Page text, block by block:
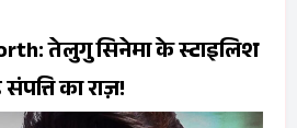
तेलुगु सिनेमा के स्टाइलिश
का राज़!